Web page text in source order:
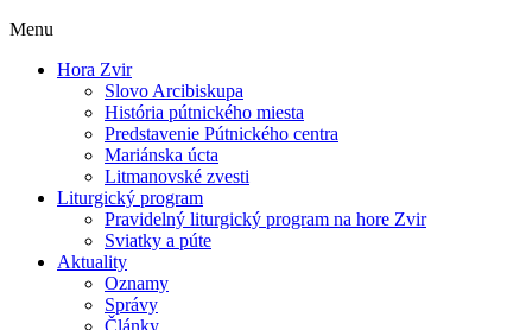
Menu
Hora Zvir
Slovo Arcibiskupa
História pútnického miesta
Predstavenie Pútnického centra
Mariánska úcta
Litmanovské zvesti
Liturgický program
Pravidelný liturgický program na hore Zvir
Sviatky a púte
Aktuality
Oznamy
Správy
Články